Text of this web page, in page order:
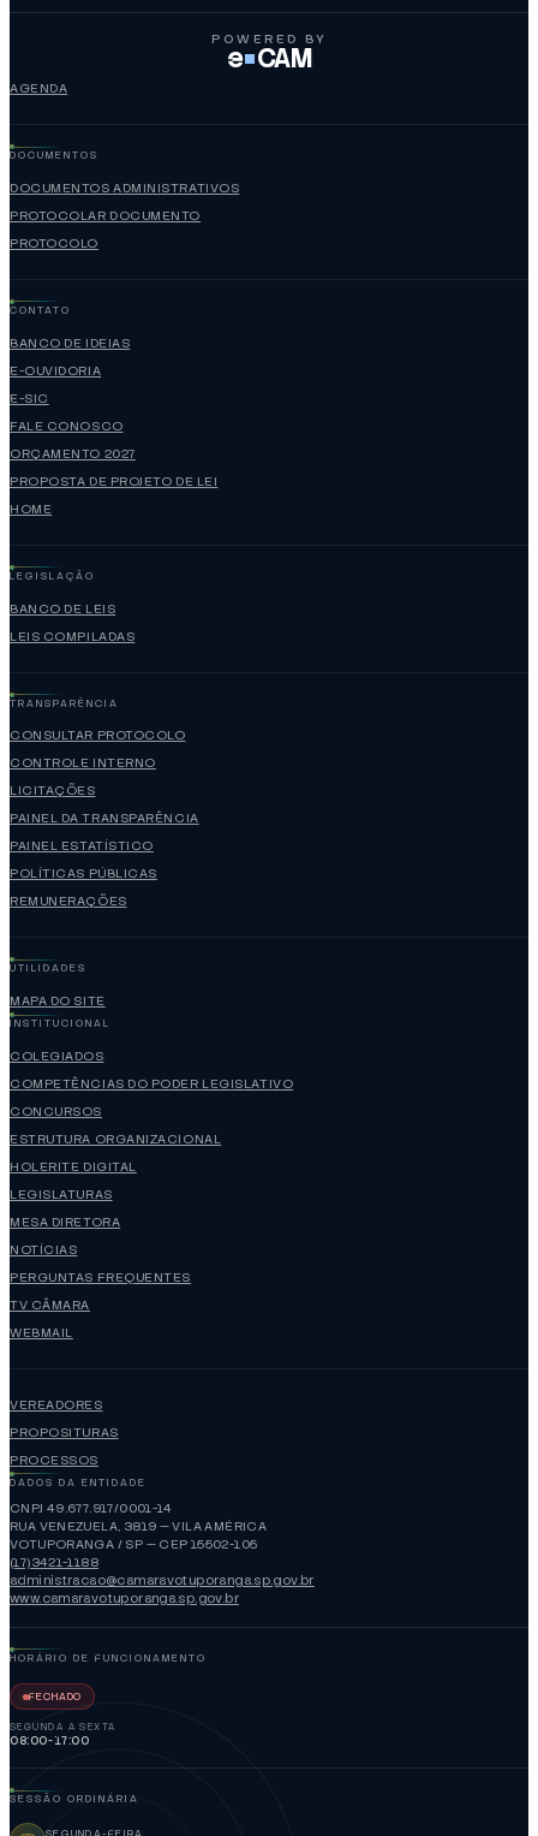
POWERED BY
e CAM
AGENDA
DOCUMENTOS
DOCUMENTOS ADMINISTRATIVOS
PROTOCOLAR DOCUMENTO
PROTOCOLO
CONTATO
BANCO DE IDEIAS
E-OUVIDORIA
E-SIC
FALE CONOSCO
ORÇAMENTO 2027
PROPOSTA DE PROJETO DE LEI
HOME
LEGISLAÇÃO
BANCO DE LEIS
LEIS COMPILADAS
TRANSPARÊNCIA
CONSULTAR PROTOCOLO
CONTROLE INTERNO
LICITAÇÕES
PAINEL DA TRANSPARÊNCIA
PAINEL ESTATÍSTICO
POLÍTICAS PÚBLICAS
REMUNERAÇÕES
UTILIDADES
MAPA DO SITE
INSTITUCIONAL
COLEGIADOS
COMPETÊNCIAS DO PODER LEGISLATIVO
CONCURSOS
ESTRUTURA ORGANIZACIONAL
HOLERITE DIGITAL
LEGISLATURAS
MESA DIRETORA
NOTÍCIAS
PERGUNTAS FREQUENTES
TV CÂMARA
WEBMAIL
VEREADORES
PROPOSITURAS
PROCESSOS
DADOS DA ENTIDADE
CNPJ 49.677.917/0001-14
RUA VENEZUELA, 3819 — VILA AMÉRICA
VOTUPORANGA / SP — CEP 15502-105
(17)3421-1188
administracao@camaravotuporanga.sp.gov.br
www.camaravotuporanga.sp.gov.br
HORÁRIO DE FUNCIONAMENTO
FECHADO
SEGUNDA A SEXTA
08:00-17:00
SESSÃO ORDINÁRIA